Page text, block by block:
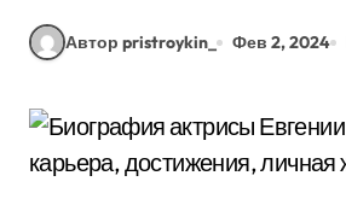
Автор pristroykin_ Фев 2, 2024